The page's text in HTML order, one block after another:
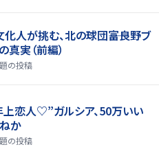
化人が挑む、北の球団――富良野ブ
真実（前編）
の投稿
恋人♡”ガルシア、50万いい
か
の投稿